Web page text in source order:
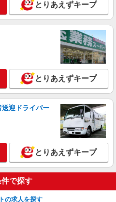
詳細を見る
験スタート7割！病院のパート看
OK
〜2312円 ＜交通費全支給(ガソリ
上十条
詳細を見る
とりあえずキープ
とりあえずキープ
迎ドライバー
とりあえずキープ
で探す
の求人を探す